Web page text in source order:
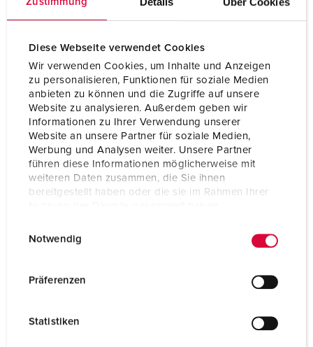
Diese Webseite verwendet Cookies
Wir verwenden Cookies, um Inhalte und Anzeigen
zu personalisieren, Funktionen für soziale Medien
anbieten zu können und die Zugriffe auf unsere
Website zu analysieren. Außerdem geben wir
Informationen zu Ihrer Verwendung unserer
Website an unsere Partner für soziale Medien,
Werbung und Analysen weiter. Unsere Partner
führen diese Informationen möglicherweise mit
weiteren Daten zusammen, die Sie ihnen
bereitgestellt haben oder die sie im Rahmen Ihrer
Notwendig
Präferenzen
Statistiken